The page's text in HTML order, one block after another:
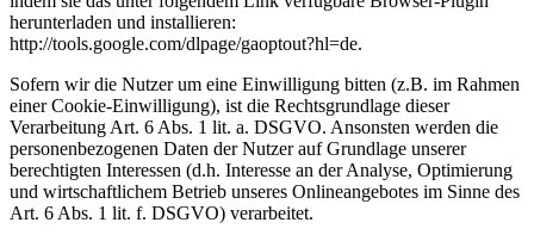
herunterladen und installieren:
http://tools.google.com/dlpage/gaoptout?hl=de.
Sofern wir die Nutzer um eine Einwilligung bitten (z.B. im Rahmen
einer Cookie-Einwilligung), ist die Rechtsgrundlage dieser
Verarbeitung Art. 6 Abs. 1 lit. a. DSGVO. Ansonsten werden die
personenbezogenen Daten der Nutzer auf Grundlage unserer
berechtigten Interessen (d.h. Interesse an der Analyse, Optimierung
und wirtschaftlichem Betrieb unseres Onlineangebotes im Sinne des
Art. 6 Abs. 1 lit. f. DSGVO) verarbeitet.